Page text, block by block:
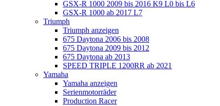
GSX-R 1000 2009 bis 2016 K9 L0 bis L6
GSX-R 1000 ab 2017 L7
Triumph
Triumph anzeigen
675 Daytona 2006 bis 2008
675 Daytona 2009 bis 2012
675 Daytona ab 2013
SPEED TRIPLE 1200RR ab 2021
Yamaha
Yamaha anzeigen
Serienmotorräder
Production Racer